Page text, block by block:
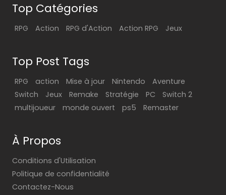
Top Catégories
RPG Action RPG d'Action Action RPG Jeux
Top Post Tags
RPG action Mise à jour Nintendo
Aventure
Switch
Jeux Remake Stratégie PC
Switch 2
multijoueur
monde ouvert ps5 Remaster
À Propos
Conditions d'Utilisation
Politique de confidentialité
Contactez-Nous